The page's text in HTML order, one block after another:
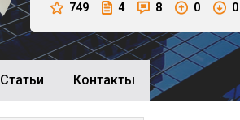
749 4 8 0 0
Cтатьи Контакты